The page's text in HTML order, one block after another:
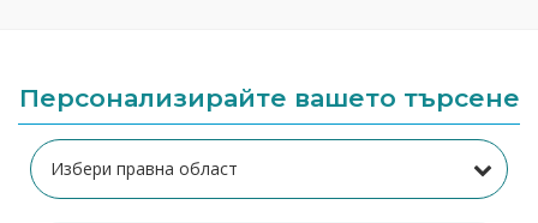
Персонализирайте вашето търсене